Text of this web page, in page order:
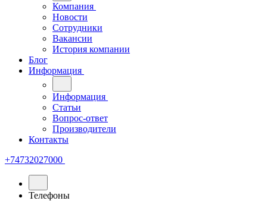
Компания
Новости
Сотрудники
Вакансии
История компании
Блог
Информация
Информация
Статьи
Вопрос-ответ
Производители
Контакты
+74732027000
Телефоны